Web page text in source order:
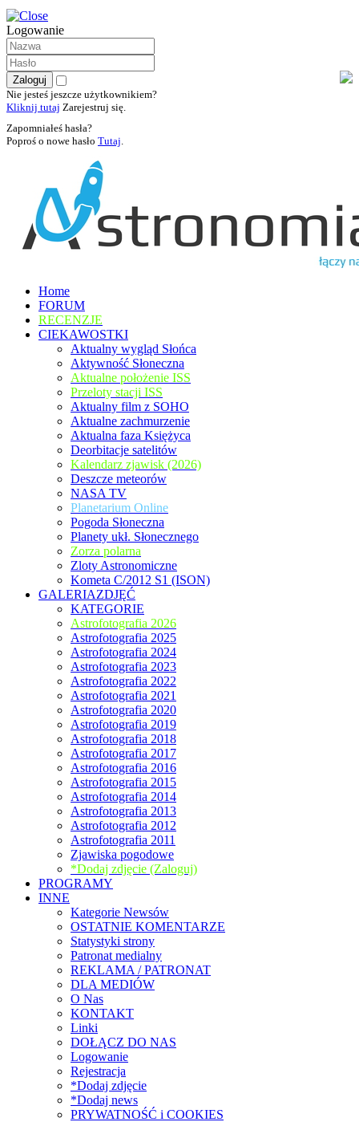
Logowanie
Nie jesteś jeszcze użytkownikiem?
Kliknij tutaj Zarejestruj się.
Zapomniałeś hasła?
Poproś o nowe hasło Tutaj.
Home
FORUM
RECENZJE
CIEKAWOSTKI
Aktualny wygląd Słońca
Aktywność Słoneczna
Aktualne położenie ISS
Przeloty stacji ISS
Aktualny film z SOHO
Aktualne zachmurzenie
Aktualna faza Księżyca
Deorbitacje satelitów
Kalendarz zjawisk (2026)
Deszcze meteorów
NASA TV
Planetarium Online
Pogoda Słoneczna
Planety ukł. Słonecznego
Zorza polarna
Zloty Astronomiczne
Kometa C/2012 S1 (ISON)
GALERIAZDJĘĆ
KATEGORIE
Astrofotografia 2026
Astrofotografia 2025
Astrofotografia 2024
Astrofotografia 2023
Astrofotografia 2022
Astrofotografia 2021
Astrofotografia 2020
Astrofotografia 2019
Astrofotografia 2018
Astrofotografia 2017
Astrofotografia 2016
Astrofotografia 2015
Astrofotografia 2014
Astrofotografia 2013
Astrofotografia 2012
Astrofotografia 2011
Zjawiska pogodowe
*Dodaj zdjęcie (Zaloguj)
PROGRAMY
INNE
Kategorie Newsów
OSTATNIE KOMENTARZE
Statystyki strony
Patronat medialny
REKLAMA / PATRONAT
DLA MEDIÓW
O Nas
KONTAKT
Linki
DOŁĄCZ DO NAS
Logowanie
Rejestracja
*Dodaj zdjęcie
*Dodaj news
PRYWATNOŚĆ i COOKIES